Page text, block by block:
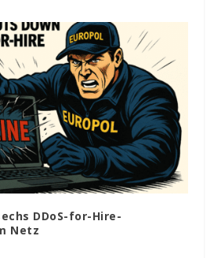
DDoS-for-Hire-
Netz